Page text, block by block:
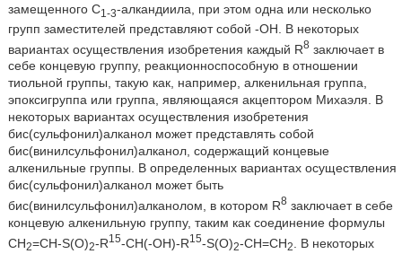
замещенного C1-3-алкандиила, при этом одна или несколько
групп заместителей представляют собой -OH. В некоторых
вариантах осуществления изобретения каждый R8заключает в
себе концевую группу, реакционноспособную в отношении
тиольной группы, такую как, например, алкенильная группа,
эпоксигруппа или группа, являющаяся акцептором Михаэля. В
некоторых вариантах осуществления изобретения
бис(сульфонил)алканол может представлять собой
бис(винилсульфонил)алканол, содержащий концевые
алкенильные группы. В определенных вариантах осуществления
бис(сульфонил)алканол может быть
бис(винилсульфонил)алканолом, в котором R8заключает в себе
концевую алкенильную группу, таким как соединение формулы
CH2=CH-S(O)2-R15-CH(-OH)-R15-S(O)2-CH=CH2
. В некоторых